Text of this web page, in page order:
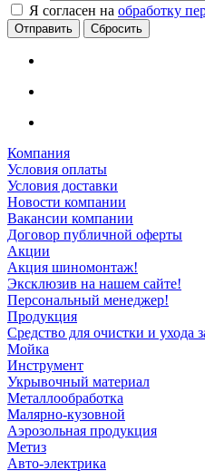
Я согласен на обработку
Сбросить
Компания
Условия оплаты
Условия доставки
Новости компании
Вакансии компании
Договор публичной оферты
Акции
Акция шиномонтаж!
Эксклюзив на нашем сайте!
Персональный менеджер!
Продукция
Средство для очистки и ухода
Мойка
Инструмент
Укрывочный материал
Металлообработка
Малярно-кузовной
Аэрозольная продукция
Метиз
Авто-электрика